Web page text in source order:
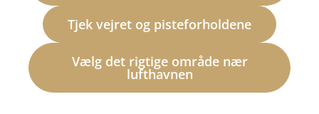
Tjek vejret og pisteforholdene
Vælg det rigtige område nær
lufthavnen